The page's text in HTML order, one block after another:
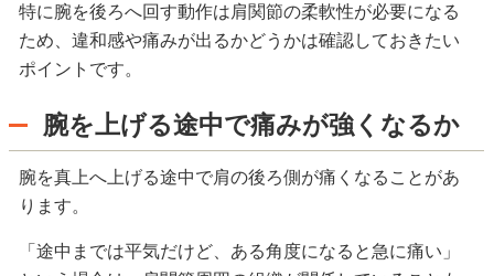
特に腕を後ろへ回す動作は肩関節の柔軟性が必要になる
ため、違和感や痛みが出るかどうかは確認しておきたい
ポイントです。
腕を上げる途中で痛みが強くなるか
腕を真上へ上げる途中で肩の後ろ側が痛くなることがあ
ります。
「途中までは平気だけど、ある角度になると急に痛い」